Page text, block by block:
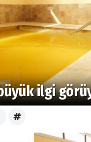
ilgi